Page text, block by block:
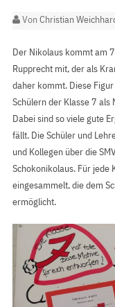
VonChristian
Der Nikolaus kommt am
Rupprecht mit, der als
daher kommt. Diese
Schülern der Klasse 7
Dabei sind so viele gute
fällt. Die Schüler und
und Kollegen über die
Schokonikolaus. Für jede
eingesammelt, die dem
ermöglicht.